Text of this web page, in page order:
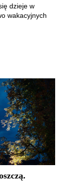
dzieje w
wakacyjnych